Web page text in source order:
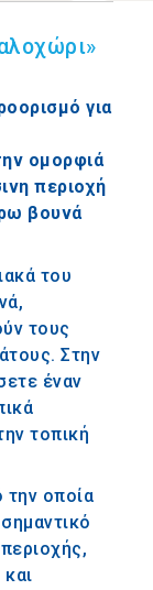
για
ομορφιά
περιοχή
βουνά
του
τους
Στην
έναν
τοπική
την οποία